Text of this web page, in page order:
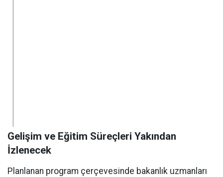
Gelişim ve Eğitim Süreçleri Yakından
İzlenecek
Planlanan program çerçevesinde bakanlık uzmanları